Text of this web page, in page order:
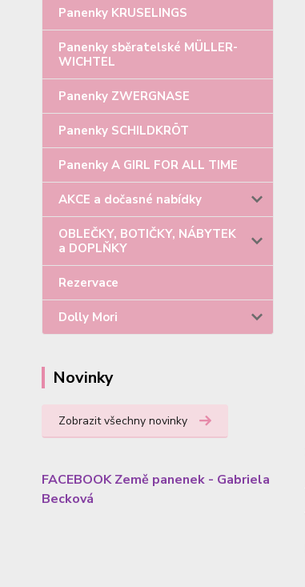
Panenky KRUSELINGS
Panenky sběratelské MÜLLER-
WICHTEL
Panenky ZWERGNASE
Panenky SCHILDKRÖT
Panenky A GIRL FOR ALL TIME
AKCE a dočasné nabídky
OBLEČKY, BOTIČKY, NÁBYTEK
a DOPLŇKY
Rezervace
Dolly Mori
Novinky
Zobrazit všechny novinky
FACEBOOK Země panenek - Gabriela
Becková